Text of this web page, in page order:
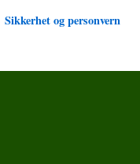
Sikkerhet og personvern